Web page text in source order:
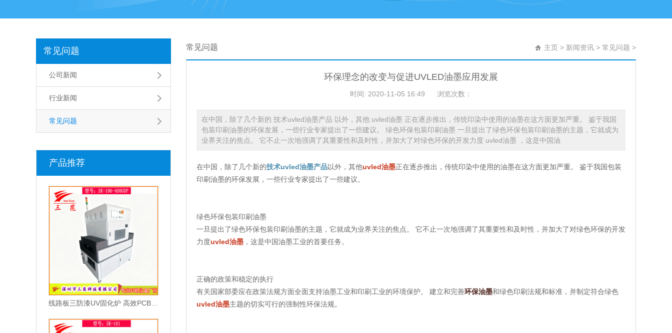
常见问题
公司新闻
行业新闻
常见问题
产品推荐
常见问题 主页 > 新闻资讯 > 常见问题 >
环保理念的改变与促进UVLED油墨应用发展
时间: 2020-11-05 16:49 浏览次数：
在中国，除了几个新的 技术uvled油墨产品 以外，其他 uvled油墨 正在逐步推出，传统印染中使用的油墨在这方面更加严重。 鉴于我国
包装印刷油墨的环保发展，一些行业专家提出了一些建议。 绿色环保包装印刷油墨 一旦提出了绿色环保包装印刷油墨的主题，它就成为
业界关注的焦点。 它不止一次地强调了其重要性和及时性，并加大了对绿色环保的开发力度 uvled油墨 ，这是中国油
在中国，除了几个新的技术uvled油墨产品以外，其他uvled油墨正在逐步推出，传统印染中使用的油墨在这方面更加严重。 鉴于我国包装
印刷油墨的环保发展，一些行业专家提出了一些建议。
绿色环保包装印刷油墨
一旦提出了绿色环保包装印刷油墨的主题，它就成为业界关注的焦点。 它不止一次地强调了其重要性和及时性，并加大了对绿色环保的开发
力度uvled油墨 ，这是中国油墨工业的首要任务。
正确的政策和稳定的执行
有关国家部委应在政策法规方面全面支持油墨工业和印刷工业的环境保护。 建立和完善环保油墨和绿色印刷法规和标准，并制定符合绿色
uvled油墨主题的切实可行的强制性环保法规。